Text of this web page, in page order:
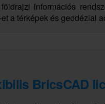
információs
a térképek és geodéziai
BricsCAD